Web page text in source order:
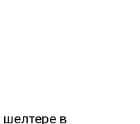
шелтере в